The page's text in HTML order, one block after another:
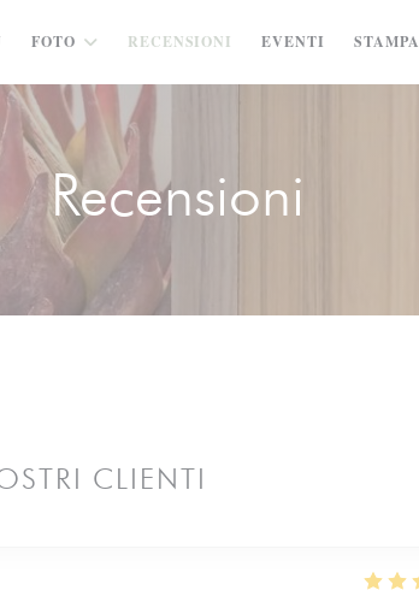
FOTO RECENSIONI EVENTI STAMPA
Recensioni
CLIENTI